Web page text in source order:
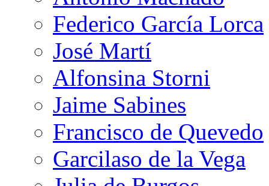
Federico García Lorca
José Martí
Alfonsina Storni
Jaime Sabines
Francisco de Quevedo
Garcilaso de la Vega